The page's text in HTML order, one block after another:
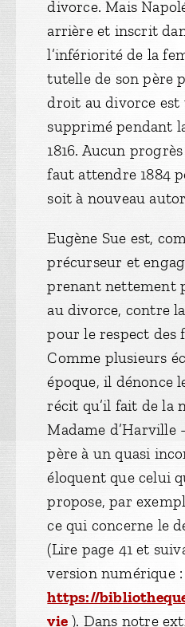
divorce. Mais
arrière et inscrit
l’infériorité de la
tutelle de son père
droit au divorce est
supprimé pendant
1816. Aucun
faut attendre 1884
soit à nouveau
Eugène Sue est,
précurseur et
prenant nettement
au divorce, contre
pour le respect des
Comme plusieurs
époque, il dénonce
récit qu’il fait de la
Madame d’Harville
père à un quasi
éloquent que celui
propose, par
ce qui concerne le
(Lire page 41 et
version numérique :
https://
vie). Dans notre